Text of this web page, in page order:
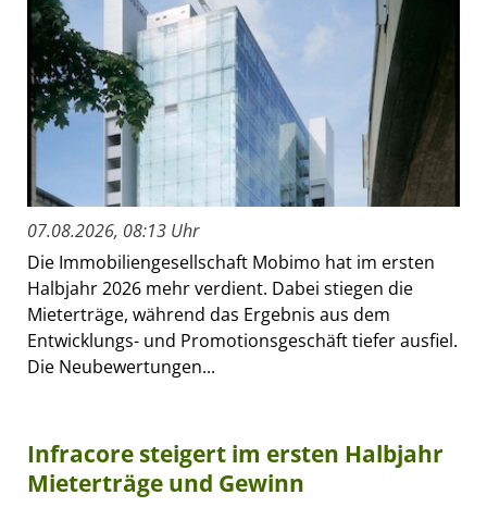
07.08.2026, 08:13 Uhr
Die Immobiliengesellschaft Mobimo hat im ersten
Halbjahr 2026 mehr verdient. Dabei stiegen die
Mieterträge, während das Ergebnis aus dem
Entwicklungs- und Promotionsgeschäft tiefer ausfiel.
Die Neubewertungen...
Infracore steigert im ersten Halbjahr
Mieterträge und Gewinn